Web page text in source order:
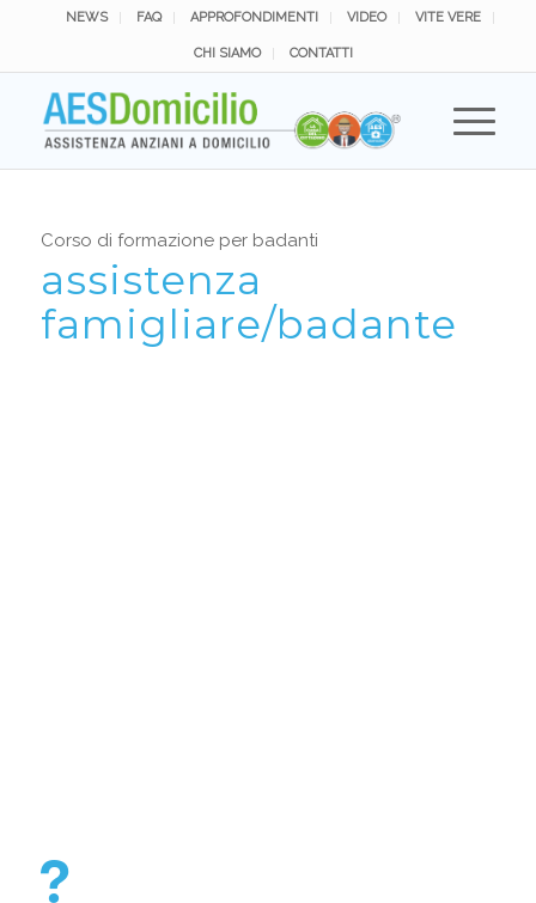
NEWS FAQ APPROFONDIMENTI VIDEO VITE VERE
CHI SIAMO CONTATTI
Corso di formazione per badanti
assistenza
famigliare/badante